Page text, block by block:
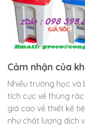
Cảm nhận của
Nhiều trường học và
tích cực về thùng
giá cao về thiết kế
như chất lượng dịch